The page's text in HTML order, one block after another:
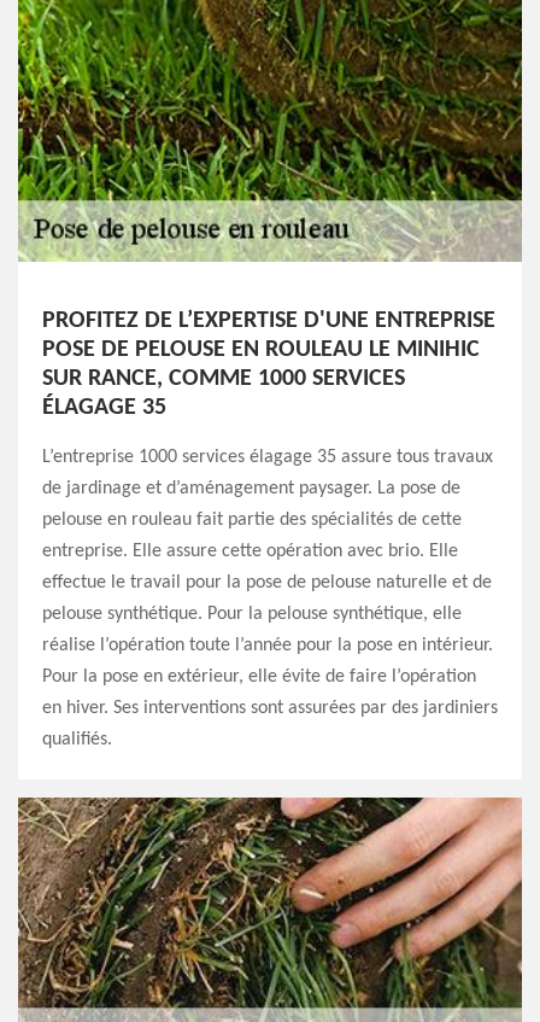
PROFITEZ DE L’EXPERTISE D'UNE ENTREPRISE
POSE DE PELOUSE EN ROULEAU LE MINIHIC
SUR RANCE, COMME 1000 SERVICES
ÉLAGAGE 35
L’entreprise 1000 services élagage 35 assure tous travaux
de jardinage et d’aménagement paysager. La pose de
pelouse en rouleau fait partie des spécialités de cette
entreprise. Elle assure cette opération avec brio. Elle
effectue le travail pour la pose de pelouse naturelle et de
pelouse synthétique. Pour la pelouse synthétique, elle
réalise l’opération toute l’année pour la pose en intérieur.
Pour la pose en extérieur, elle évite de faire l’opération
en hiver. Ses interventions sont assurées par des jardiniers
qualifiés.